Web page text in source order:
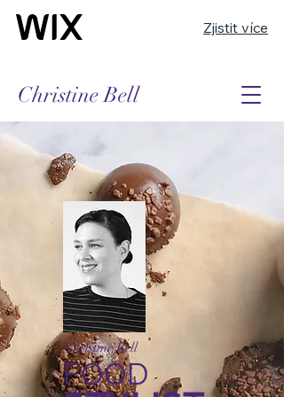
Zjistit více